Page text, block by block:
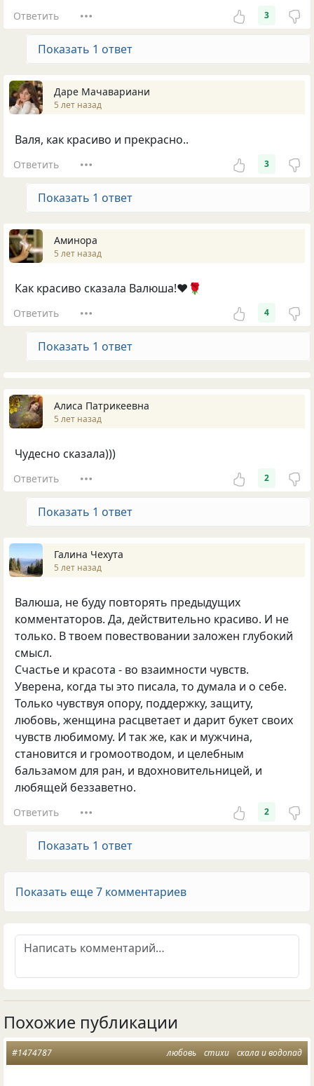
Ответить 3
Показать 1 ответ
Даре Мачавариани
5 лет назад
Валя, как красиво и прекрасно..
Ответить 3
Показать 1 ответ
Аминора
5 лет назад
Как красиво сказала Валюша!❤🌹
Ответить 4
Показать 1 ответ
Алиса Патрикеевна
5 лет назад
Чудесно сказала)))
Ответить 2
Показать 1 ответ
Галина Чехута
5 лет назад
Валюша, не буду повторять предыдущих
комментаторов. Да, действительно красиво. И не
только. В твоем повествовании заложен глубокий
смысл.
Счастье и красота - во взаимности чувств.
Уверена, когда ты это писала, то думала и о себе.
Только чувствуя опору, поддержку, защиту,
любовь, женщина расцветает и дарит букет своих
чувств любимому. И так же, как и мужчина,
становится и громоотводом, и целебным
бальзамом для ран, и вдохновительницей, и
любящей беззаветно.
Ответить 2
Показать 1 ответ
Показать еще 7 комментариев
Похожие публикации
любовь стихи скала и водопад
#1474787